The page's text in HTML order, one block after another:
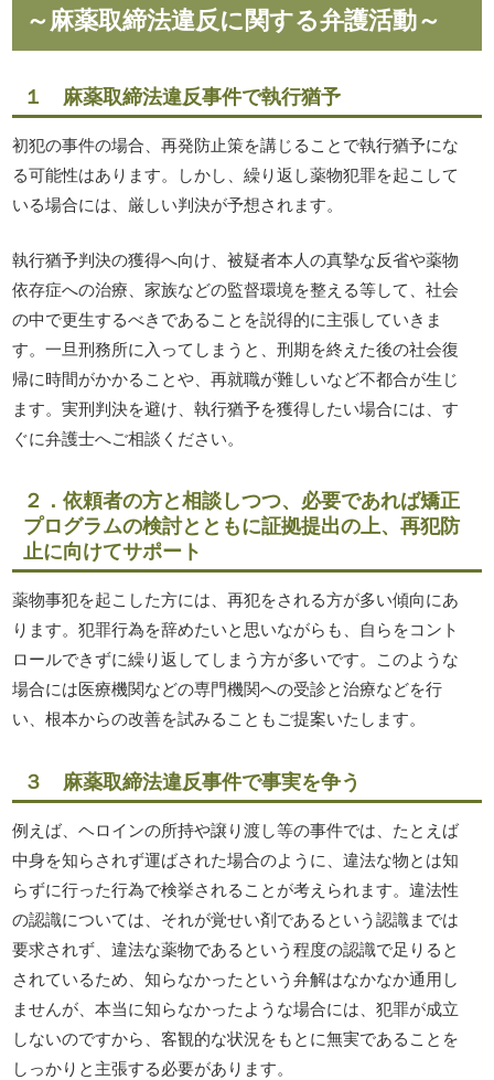
～麻薬取締法違反に関する弁護活動～
１ 麻薬取締法違反事件で執行猶予
初犯の事件の場合、再発防止策を講じることで執行猶予にな
る可能性はあります。しかし、繰り返し薬物犯罪を起こして
いる場合には、厳しい判決が予想されます。
執行猶予判決の獲得へ向け、被疑者本人の真摯な反省や薬物
依存症への治療、家族などの監督環境を整える等して、社会
の中で更生するべきであることを説得的に主張していきま
す。一旦刑務所に入ってしまうと、刑期を終えた後の社会復
帰に時間がかかることや、再就職が難しいなど不都合が生じ
ます。実刑判決を避け、執行猶予を獲得したい場合には、す
ぐに弁護士へご相談ください。
２．依頼者の方と相談しつつ、必要であれば矯正
プログラムの検討とともに証拠提出の上、再犯防
止に向けてサポート
薬物事犯を起こした方には、再犯をされる方が多い傾向にあ
ります。犯罪行為を辞めたいと思いながらも、自らをコント
ロールできずに繰り返してしまう方が多いです。このような
場合には医療機関などの専門機関への受診と治療などを行
い、根本からの改善を試みることもご提案いたします。
３ 麻薬取締法違反事件で事実を争う
例えば、ヘロインの所持や譲り渡し等の事件では、たとえば
中身を知らされず運ばされた場合のように、違法な物とは知
らずに行った行為で検挙されることが考えられます。違法性
の認識については、それが覚せい剤であるという認識までは
要求されず、違法な薬物であるという程度の認識で足りると
されているため、知らなかったという弁解はなかなか通用し
ませんが、本当に知らなかったような場合には、犯罪が成立
しないのですから、客観的な状況をもとに無実であることを
しっかりと主張する必要があります。